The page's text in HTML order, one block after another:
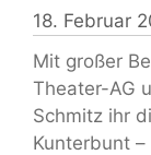
18. Februar
Mit großer
Theater-AG
Schmitz ihr
Kunterbunt